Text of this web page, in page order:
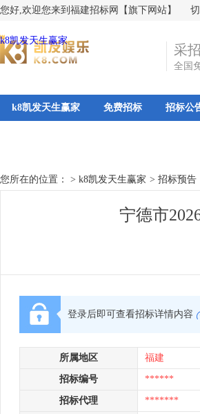
您好,欢迎您来到福建招标网【旗下网站】
k8凯发天生赢家
采
全国
k8凯发天生赢家 免费招标 招标公
您所在的位置： > k8凯发天生赢家 > 招标预告
宁德市
登录后即可查看招标详情内容
所属地区 福建
招标编号 ******
招标代理 *******